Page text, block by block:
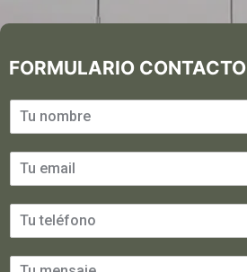
FORMULARIO CONTACTO